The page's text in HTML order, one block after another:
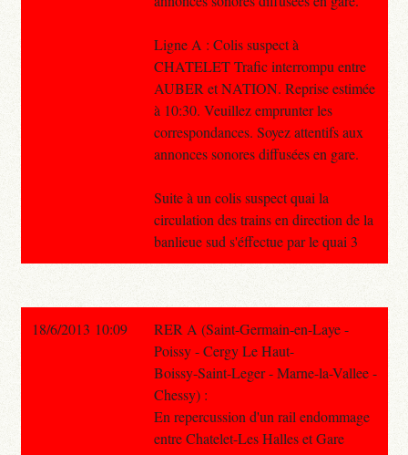
Ligne A : Colis suspect à
CHATELET Trafic interrompu entre
AUBER et NATION. Reprise estimée
à 10:30. Veuillez emprunter les
correspondances. Soyez attentifs aux
annonces sonores diffusées en gare.
Suite à un colis suspect quai la
circulation des trains en direction de la
banlieue sud s'éffectue par le quai 3
18/6/2013 10:09
RER A (Saint-Germain-en-Laye -
Poissy - Cergy Le Haut-
Boissy-Saint-Leger - Marne-la-Vallee -
Chessy) :
En repercussion d'un rail endommage
entre Chatelet-Les Halles et Gare